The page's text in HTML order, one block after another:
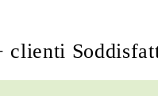
clienti